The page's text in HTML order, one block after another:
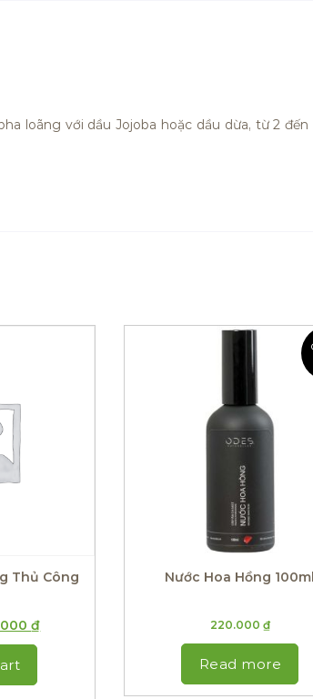
loãng với dầu Jojoba hoặc dầu dừa, từ 2 đến
Thủ Công
₫
Nước Hoa Hồng
220.000 ₫
Read more